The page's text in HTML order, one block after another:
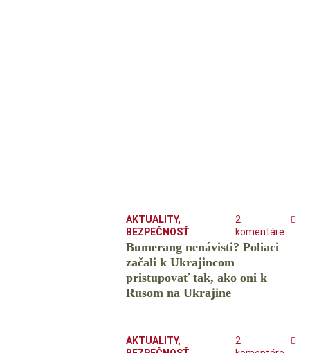
AKTUALITY,
BEZPEČNOSŤ
2
komentáre
Bumerang nenávisti? Poliaci
začali k Ukrajincom
pristupovať tak, ako oni k
Rusom na Ukrajine
AKTUALITY,
2